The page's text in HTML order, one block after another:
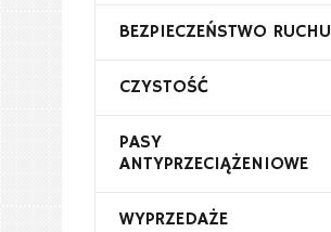
BEZPIECZEŃSTWO RUCHU
CZYSTOŚĆ
PASY
ANTYPRZECIĄŻENIOWE
WYPRZEDAŻE